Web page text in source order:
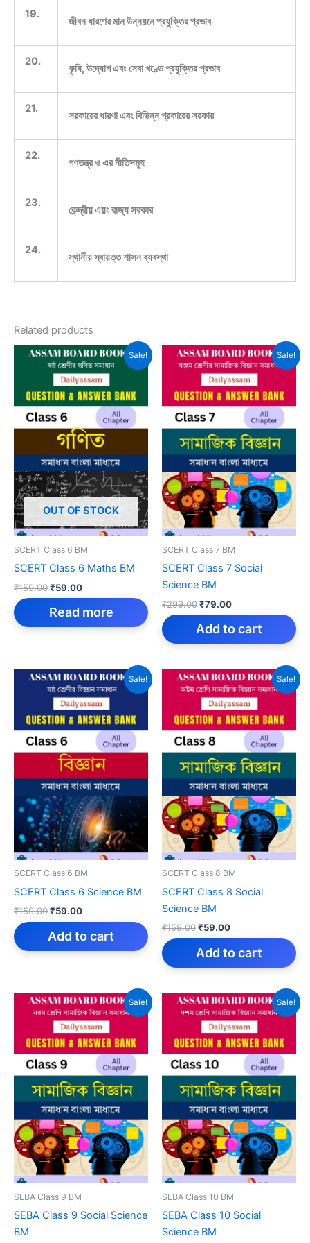
19.
জীবন ধারণের মান উন্নয়নে প্রযুক্তির প্রভাব
20.
কৃষি, উদ্যোগ এবং সেবা খণ্ডে প্রযুক্তির প্রভাব
21.
সরকারের ধারণা এবং বিভিন্ন প্রকারের সরকার
22.
গণতন্ত্র ও এর নীতিসমূহ
23.
কেন্দ্রীয় এয়ং রাজ্য সরকার
24.
স্থানীয় স্বায়ত্ত শাসন ব্যবস্থা
Related products
Sale!
OUT OF STOCK
SCERT Class 6 BM
SCERT Class 6 Maths BM
₹159.00Original
price
was:
₹59.00Current
price
is:
Read more
Sale!
SCERT Class 7 BM
SCERT Class 7 Social
Science BM
₹299.00Original
price
was:
₹79.00Current
price
is:
Add to cart
Sale!
SCERT Class 6 BM
SCERT Class 6 Science BM
₹159.00Original
price
was:
₹59.00Current
price
is:
Add to cart
Sale!
SCERT Class 8 BM
SCERT Class 8 Social
Science BM
₹159.00Original
price
was:
₹59.00Current
price
is:
Add to cart
Sale!
SEBA Class 9 BM
SEBA Class 9 Social Science
BM
Sale!
SEBA Class 10 BM
SEBA Class 10 Social
Science BM